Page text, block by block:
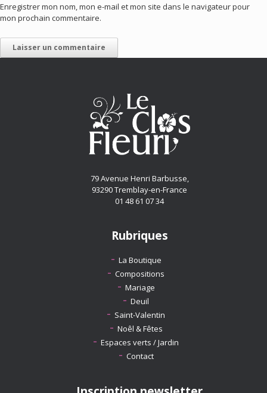
Enregistrer mon nom, mon e-mail et mon site dans le navigateur pour
mon prochain commentaire.
79 Avenue Henri Barbusse,
93290 Tremblay-en-France
01 48 61 07 34
Rubriques
La Boutique
Compositions
Mariage
Deuil
Saint-Valentin
Noêl & Fêtes
Espaces verts / Jardin
Contact